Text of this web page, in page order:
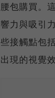
腰包購買。
響力與吸引
些接觸點包
出現的視覺